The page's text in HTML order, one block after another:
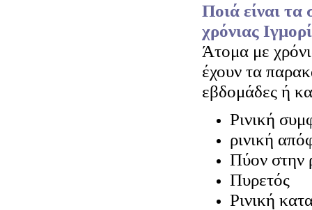
Ποιά είναι
χρόνιας
Άτομα με
έχουν τα
εβδομάδες ή
Ρινική
ρινική
Πύον στην
Πυρετός
Ρινική